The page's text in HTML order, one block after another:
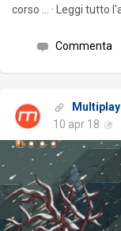
corso … · Leggi tutto
Commenta
10 apr 18